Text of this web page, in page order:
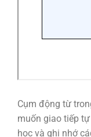
Cụm động từ
muốn giao tiếp
học và ghi nhớ